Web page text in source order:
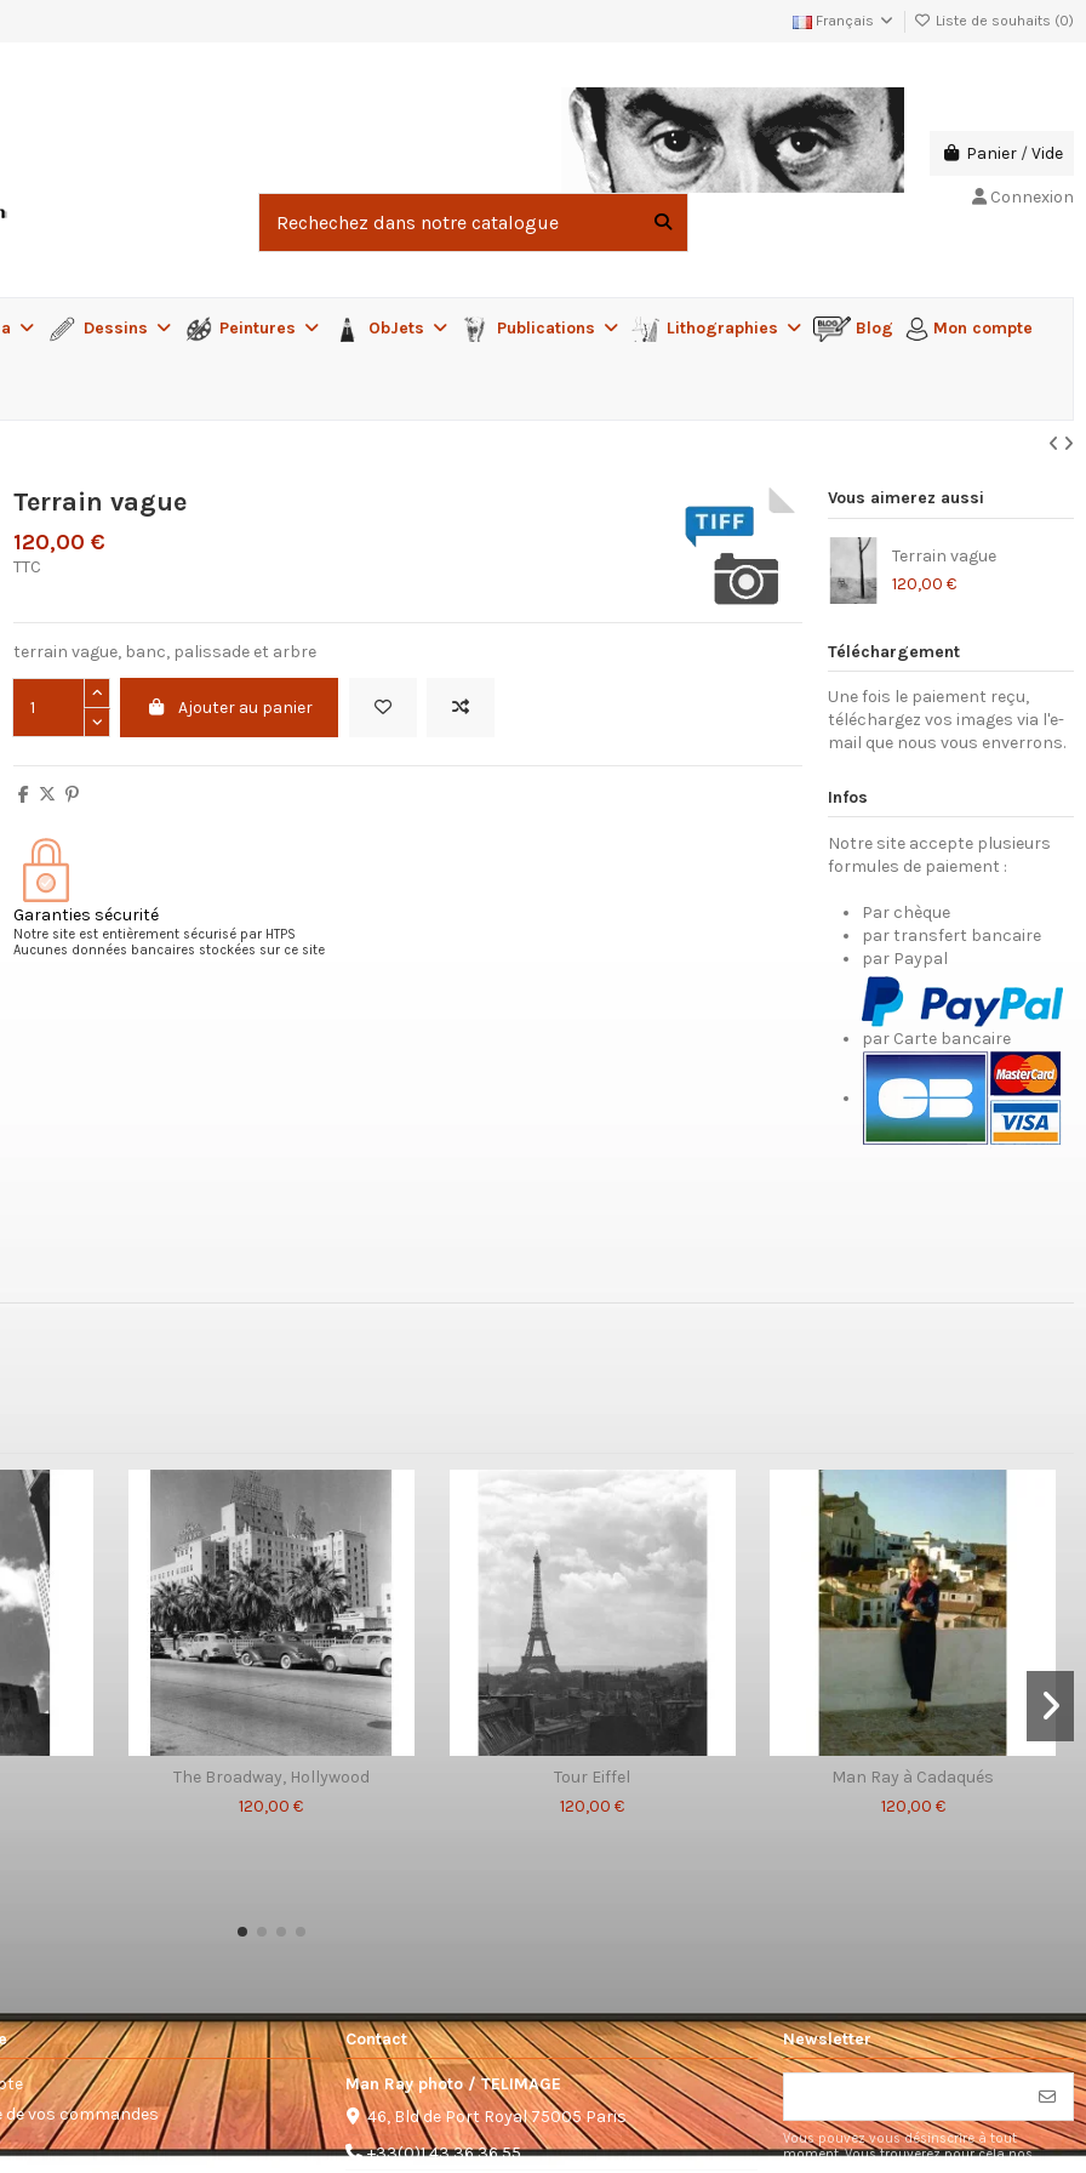
Français Liste de souhaits (0)
Panier /Vide
Connexion
Dessins Peintures ObJets Publications Lithographies Blog Mon compte
Terrain vague
120,00 €
TTC
terrain vague, banc, palissade et arbre
Ajouter au panier
Garanties sécurité
Notre site est entièrement sécurisé par HTPS
Aucunes données bancaires stockées sur ce site
Vous aimerez aussi
Terrain vague
120,00 €
Téléchargement
Une fois le paiement reçu,
téléchargez vos images via l'e-
mail que nous vous enverrons.
Infos
Notre site accepte plusieurs
formules de paiement :
Par chèque
par transfert bancaire
par Paypal
par Carte bancaire
The Broadway, Hollywood
120,00 €
Tour Eiffel
120,00 €
Man Ray à Cadaqués
120,00 €
de vos commandes
Contact
Man Ray photo / TELIMAGE
46, Bld de Port Royal 75005 Paris
+33(0)1 43 36 36 55
Newsletter
Vous pouvez vous désinscrire à tout
moment. Vous trouverez pour cela nos